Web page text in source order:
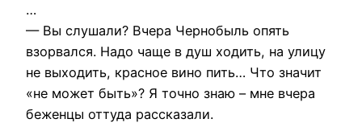
…
— Вы слушали? Вчера Чернобыль опять
взорвался. Надо чаще в душ ходить, на улицу
не выходить, красное вино пить… Что значит
«не может быть»? Я точно знаю – мне вчера
беженцы оттуда рассказали.